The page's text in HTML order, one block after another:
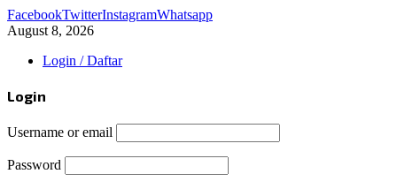
FacebookTwitterInstagramWhatsapp
August 8, 2026
Login / Daftar
Login
Username or email
Password